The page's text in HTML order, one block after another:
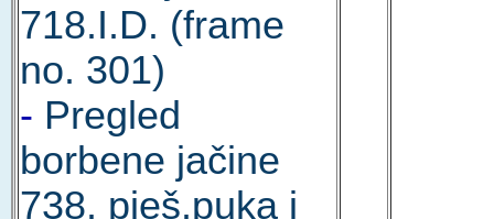
718.I.D. (frame
no. 301)
- Pregled
borbene jačine
738. pješ.puka i